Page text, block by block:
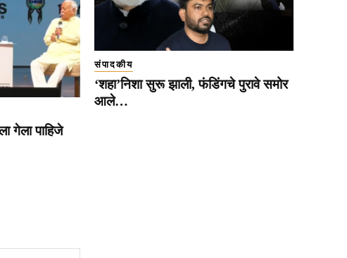
गेला पाहिजे
संपादकीय
‘शहा’निशा सुरू झाली, फंडिंगचे पुरावे समोर
आले…